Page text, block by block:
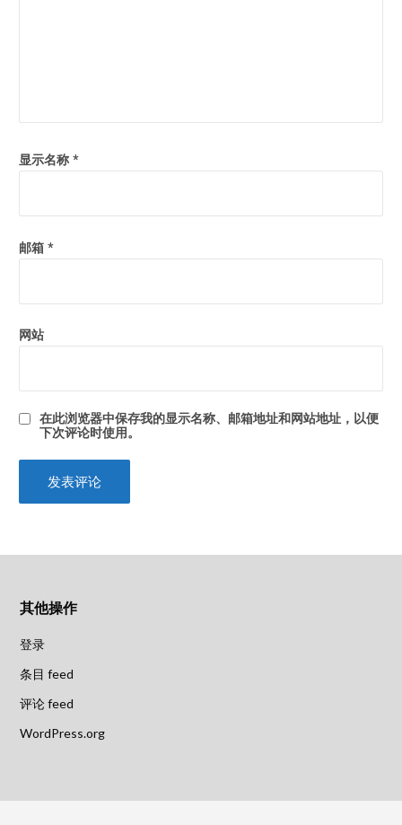
显示名称 *
邮箱 *
网站
在此浏览器中保存我的显示名称、邮箱地址和网站地址，以便
下次评论时使用。
其他操作
登录
条目 feed
评论 feed
WordPress.org